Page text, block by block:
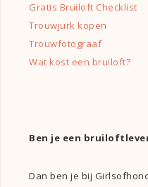
Gratis Bruiloft Checklist
Trouwjurk kopen
Trouwfotograaf
Wat kost een bruiloft?
Ben je een
Dan ben je bij